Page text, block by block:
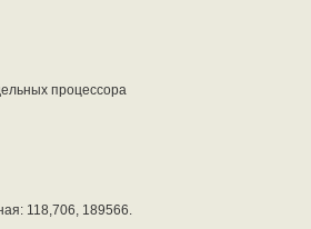
процессора
118,706, 189566.